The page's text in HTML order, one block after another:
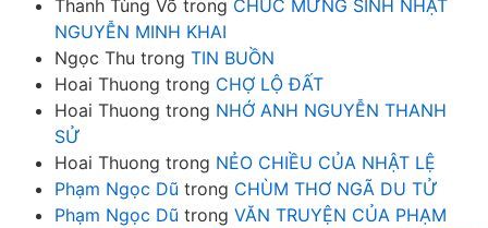
Thanh Tùng Võ trong CHÚC MỪNG SINH NHẬT
NGUYỄN MINH KHAI
Ngọc Thu trong TIN BUỒN
Hoai Thuong trong CHỢ LỘ ĐẤT
Hoai Thuong trong NHỚ ANH NGUYỄN THANH
SỬ
Hoai Thuong trong NẺO CHIỀU CỦA NHẬT LỆ
Phạm Ngọc Dũ trong CHÙM THƠ NGÃ DU TỬ
Phạm Ngọc Dũ trong VĂN TRUYỆN CỦA PHẠM